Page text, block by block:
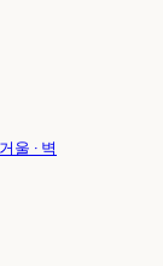
울 · 벽